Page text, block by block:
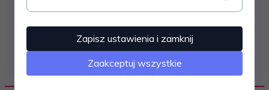
OPIS PRODUKTU
Zapisz ustawienia i zamknij
Zaakceptuj wszystkie